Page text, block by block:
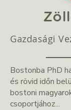
Gazdasági
Bostonba PhD
és rövid időn
bostoni
csoportjához...